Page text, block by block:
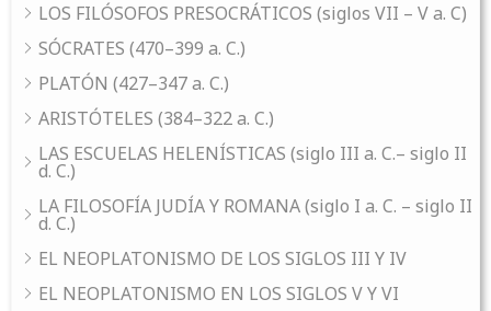
LOS FILÓSOFOS PRESOCRÁTICOS (siglos VII – V a. C)
SÓCRATES (470–399 a. C.)
PLATÓN (427–347 a. C.)
ARISTÓTELES (384–322 a. C.)
LAS ESCUELAS HELENÍSTICAS (siglo III a. C.– siglo II
d. C.)
LA FILOSOFÍA JUDÍA Y ROMANA (siglo I a. C. – siglo II
d. C.)
EL NEOPLATONISMO DE LOS SIGLOS III Y IV
EL NEOPLATONISMO EN LOS SIGLOS V Y VI